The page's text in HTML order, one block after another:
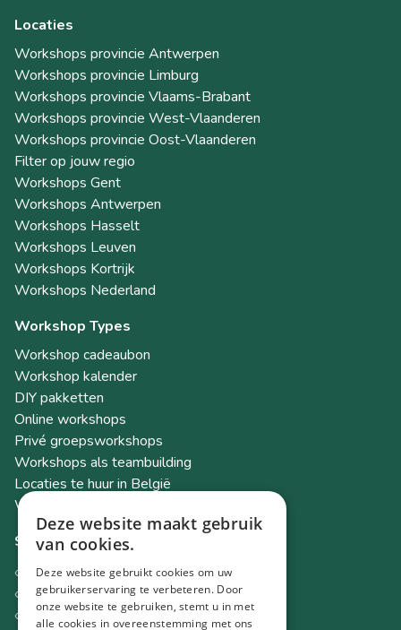
Locaties
Workshops provincie Antwerpen
Workshops provincie Limburg
Workshops provincie Vlaams-Brabant
Workshops provincie West-Vlaanderen
Workshops provincie Oost-Vlaanderen
Filter op jouw regio
Workshops Gent
Workshops Antwerpen
Workshops Hasselt
Workshops Leuven
Workshops Kortrijk
Workshops Nederland
Workshop Types
Workshop cadeaubon
Workshop kalender
DIY pakketten
Online workshops
Privé groepsworkshops
Workshops als teambuilding
Locaties te huur in België
Workshop Academy
Socials
Instagram
Facebook
TikTok
Deze website maakt gebruik
van cookies.
Deze website gebruikt cookies om uw
gebruikerservaring te verbeteren. Door
onze website te gebruiken, stemt u in met
alle cookies in overeenstemming met ons